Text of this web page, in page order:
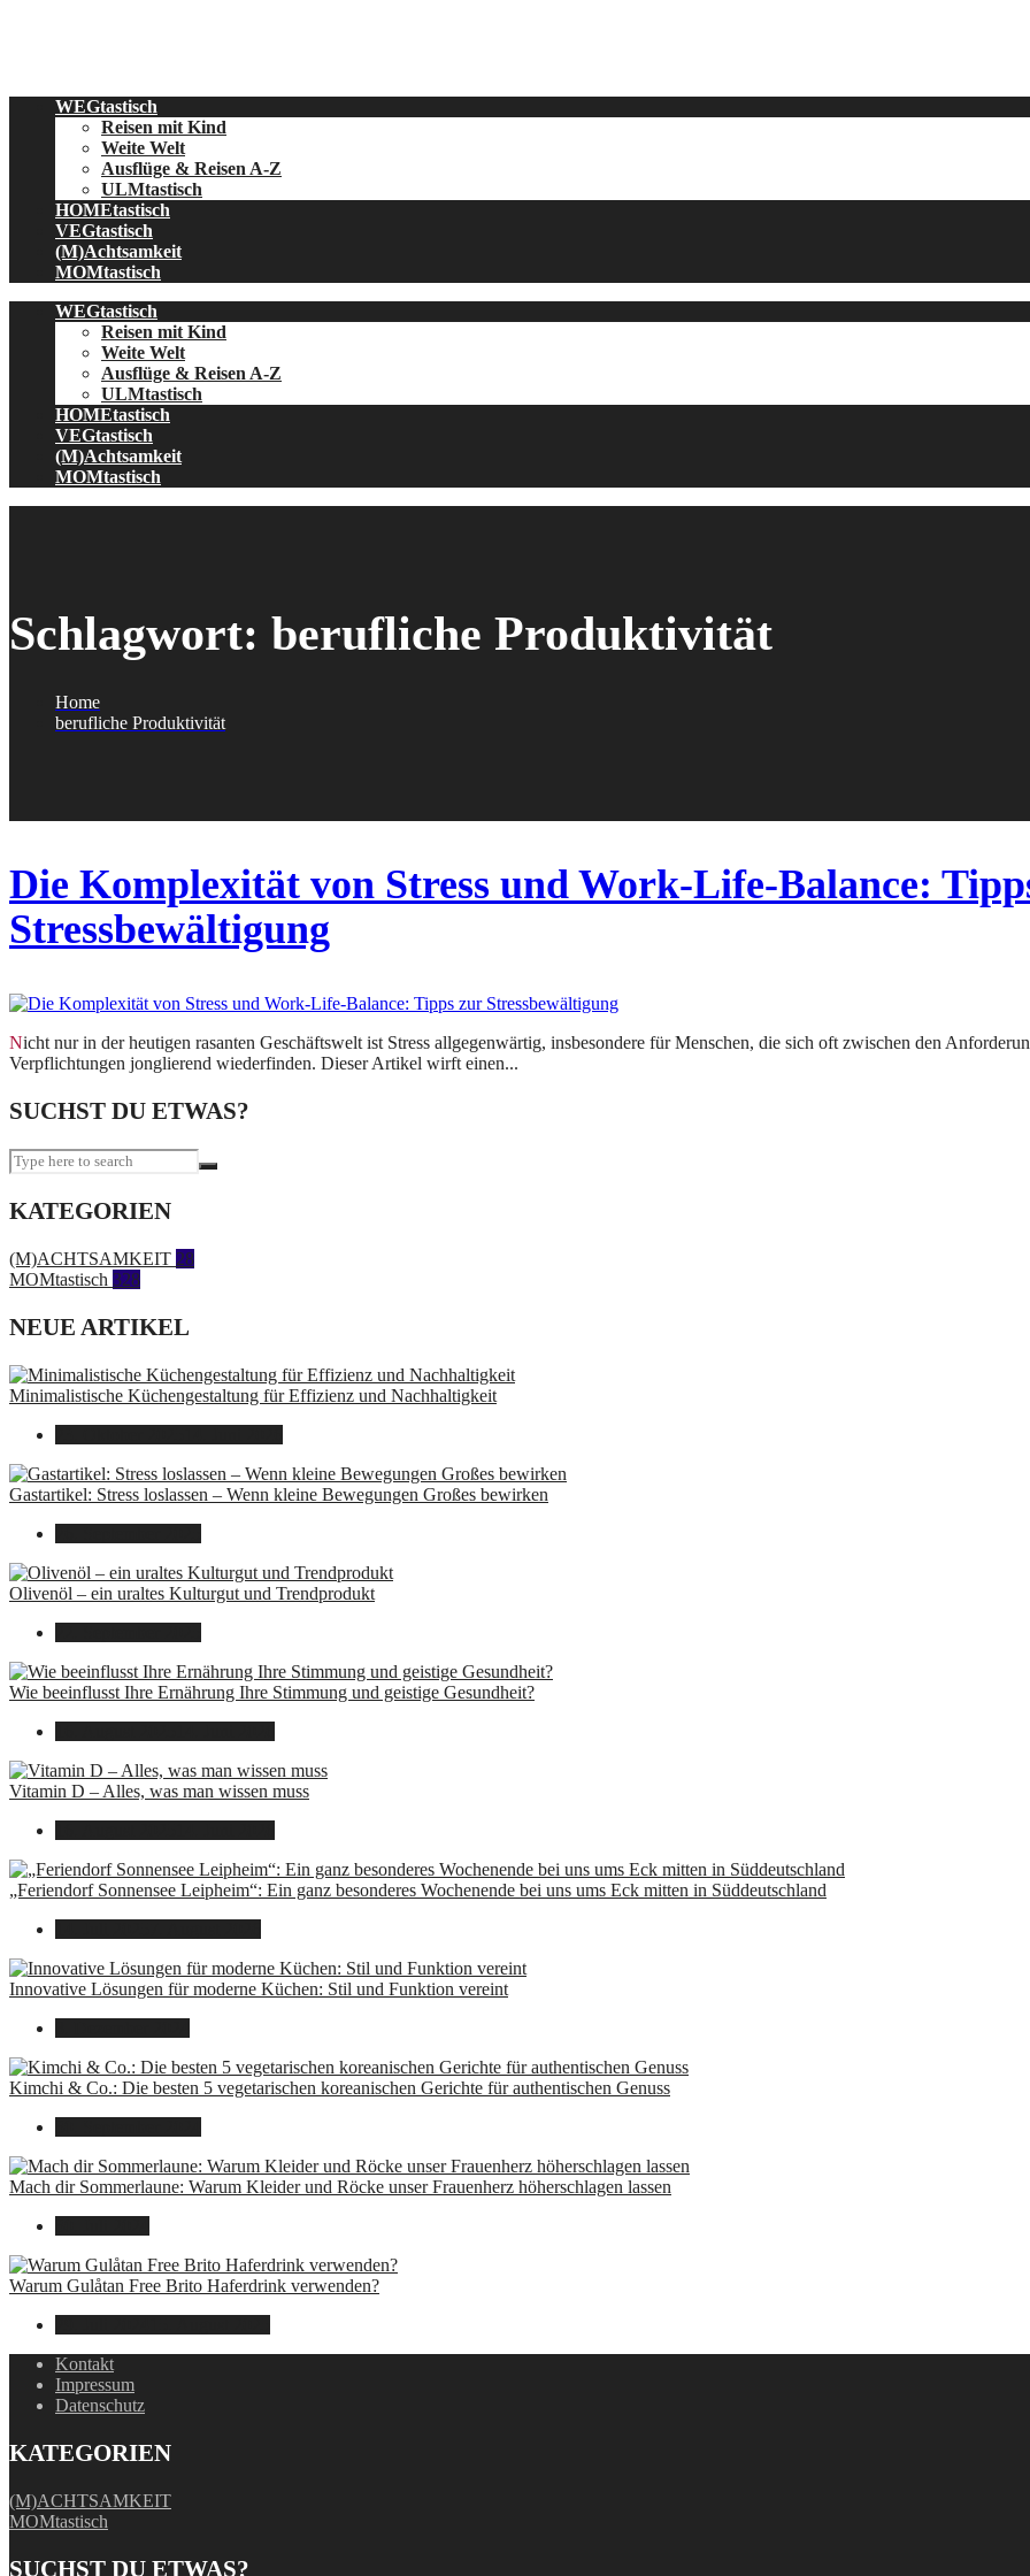
WEGtastisch
Reisen mit Kind
Weite Welt
Ausflüge & Reisen A-Z
ULMtastisch
HOMEtastisch
VEGtastisch
(M)Achtsamkeit
MOMtastisch
WEGtastisch
Reisen mit Kind
Weite Welt
Ausflüge & Reisen A-Z
ULMtastisch
HOMEtastisch
VEGtastisch
(M)Achtsamkeit
MOMtastisch
Schlagwort: berufliche Produktivität
Home
berufliche Produktivität
Die Komplexität von Stress und Work-Life-Balance:
Stressbewältigung
Nicht nur in der heutigen rasanten Geschäftswelt ist Stress allgegenwärtig, insbesondere für Menschen, die sich oft zwischen den Anforderungen des Berufslebens und persönlichen
Verpflichtungen jonglierend wiederfinden. Dieser Artikel wirft einen...
SUCHST DU ETWAS?
KATEGORIEN
(M)ACHTSAMKEIT 28
MOMtastisch 328
NEUE ARTIKEL
Minimalistische Küchengestaltung für Effizienz und Nachhaltigkeit
Gastartikel: Stress loslassen – Wenn kleine Bewegungen Großes bewirken
Olivenöl – ein uraltes Kulturgut und Trendprodukt
Wie beeinflusst Ihre Ernährung Ihre Stimmung und geistige Gesundheit?
Vitamin D – Alles, was man wissen muss
„Feriendorf Sonnensee Leipheim“: Ein ganz besonderes Wochenende bei uns ums Eck mitten in Süddeutschland
Innovative Lösungen für moderne Küchen: Stil und Funktion vereint
Kimchi & Co.: Die besten 5 vegetarischen koreanischen Gerichte für authentischen Genuss
Mach dir Sommerlaune: Warum Kleider und Röcke unser Frauenherz höherschlagen lassen
Warum Gulåtan Free Brito Haferdrink verwenden?
Kontakt
Impressum
Datenschutz
KATEGORIEN
(M)ACHTSAMKEIT
MOMtastisch
SUCHST DU ETWAS?